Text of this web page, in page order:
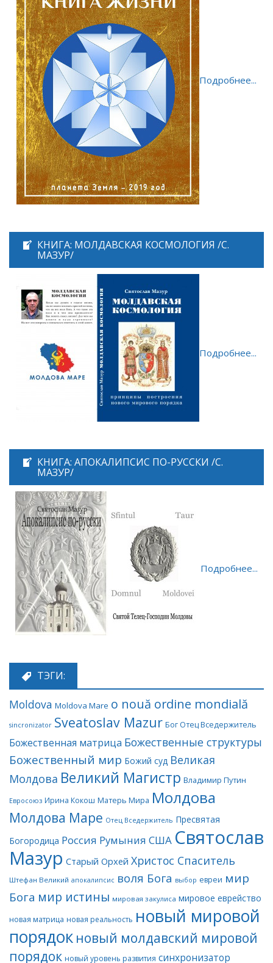
Подробнее...
КНИГА: МОЛДАВСКАЯ КОСМОЛОГИЯ /С.
МАЗУР/
Подробнее...
КНИГА: АПОКАЛИПСИС ПО-РУССКИ /С.
МАЗУР/
Подробнее...
ТЭГИ:
Moldova Moldova Mare o nouă ordine mondială
sincronizator Sveatoslav Mazur Бог Отец Вседержитель
Божественная матрица Божественные структуры
Божественный мир Божий суд Великая
Молдова Великий Магистр Владимир Путин
Евросоюз Ирина Кокош Матерь Мира Молдова
Молдова Маре Отец Вседержитель Пресвятая
Богородица Россия Румыния США Святослав
Мазур Старый Орхей Христос Спаситель
Штефан Великий апокалипсис воля Бога выбор евреи мир
Бога мир истины мировая закулиса мировое еврейство
новая матрица новая реальность новый мировой
порядок новый молдавский мировой
порядок новый уровень развития синхронизатор